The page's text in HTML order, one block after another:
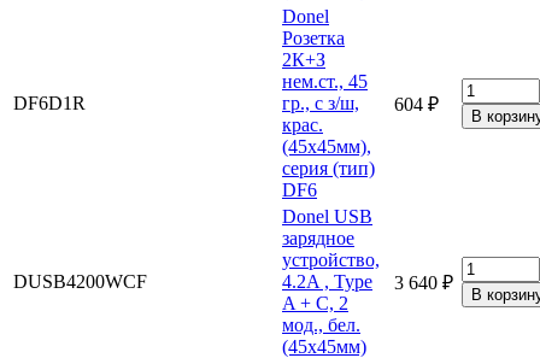
DF6D1R
Donel
Розетка
2К+З
нем.ст., 45
гр., с з/ш,
крас.
(45х45мм),
серия (тип)
DF6
604 ₽
DUSB4200WCF
Donel USB
зарядное
устройство,
4.2A , Type
A + C, 2
мод., бел.
(45х45мм)
3 640 ₽